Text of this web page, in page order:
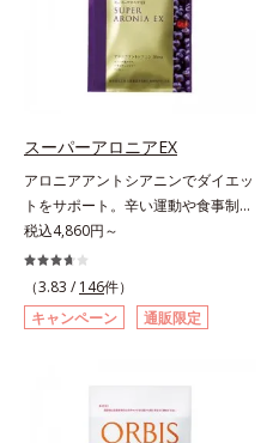
スーパーアロニアEX
アロニアアントシアニンでダイエッ
トをサポート。辛い運動や食事制限
に立ち向かう、大人の“燃える気持
ち”を応援。年齢を重ねるほど、ダ
イエットが続かないと感じる方に。
チョークベリーとも呼ばれる東欧産
の健康果実アロニアの、アロニアア
トする、ダイエットサポートサプリ
メントです。アロニアを研究し続け
税込4,860円～
（3.83 / 146件）
キャンペーン
通販限定